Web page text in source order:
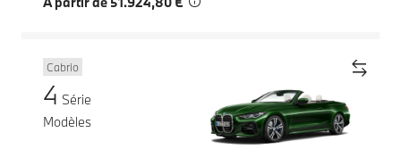
Cabrio
4 Série
Modèles